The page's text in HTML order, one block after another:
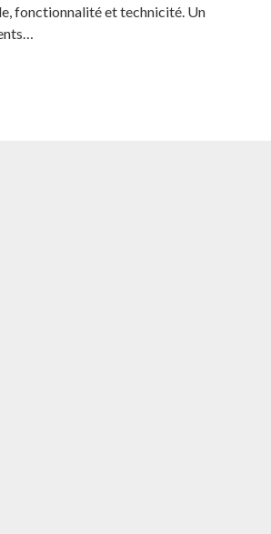
fonctionnalité et technicité. Un